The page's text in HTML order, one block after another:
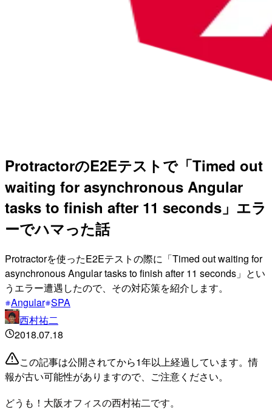
ProtractorのE2Eテストで「Timed out
waiting for asynchronous Angular
tasks to finish after 11 seconds」エラ
ーでハマった話
Protractorを使ったE2Eテストの際に「Timed out waiting for
asynchronous Angular tasks to finish after 11 seconds」とい
うエラー遭遇したので、その対応策を紹介します。
Angular SPA
西村祐二
2018.07.18
この記事は公開されてから1年以上経過しています。情
報が古い可能性がありますので、ご注意ください。
どうも！大阪オフィスの西村祐二です。